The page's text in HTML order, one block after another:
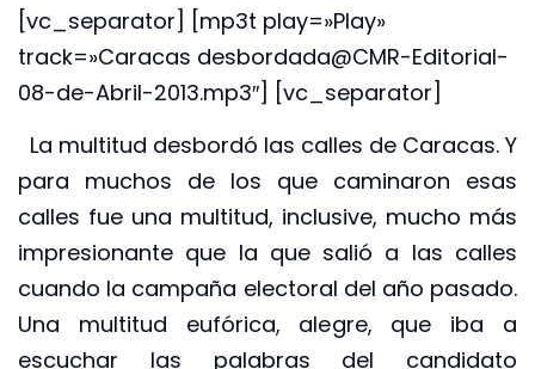
[vc_separator] [mp3t play=»Play»
track=»Caracas desbordada@CMR-Editorial-
08-de-Abril-2013.mp3″] [vc_separator]
La multitud desbordó las calles de Caracas. Y
para muchos de los que caminaron esas
calles fue una multitud, inclusive, mucho más
impresionante que la que salió a las calles
cuando la campaña electoral del año pasado.
Una multitud eufórica, alegre, que iba a
escuchar las palabras del candidato